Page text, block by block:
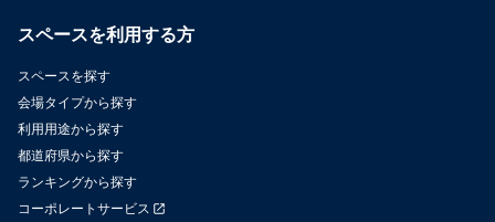
スペースを利用する方
スペースを探す
会場タイプから探す
利用用途から探す
都道府県から探す
ランキングから探す
コーポレートサービス